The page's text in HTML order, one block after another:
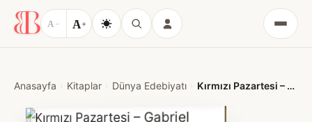
A − A+
Menü
Anasayfa Kitaplar Dünya Edebiyatı Kırmızı Pazartesi – Gabriel García Márquez